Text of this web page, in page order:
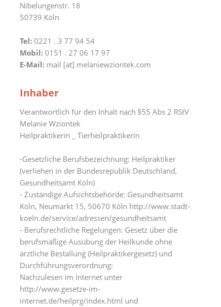
Nibelungenstr. 18
50739 Köln
Tel: 0221 . 3 77 94 54
Mobil: 0151 . 27 06 17 97
E-Mail: mail [at] melaniewziontek.com
Inhaber
Verantwortlich für den Inhalt nach §55 Abs 2 RStV
Melanie Wziontek
Heilpraktikerin _ Tierheilpraktikerin
-Gesetzliche Berufsbezeichnung: Heilpraktiker
(verliehen in der Bundesrepublik Deutschland,
Gesundheitsamt Köln)
- Zuständige Aufsichtsbehörde: Gesundheitsamt
Köln, Neumarkt 15, 50670 Köln http://www.stadt-
koeln.de/service/adressen/gesundheitsamt
- Berufsrechtliche Regelungen: Gesetz über die
berufsmäßige Ausübung der Heilkunde ohne
ärztliche Bestallung (Heilpraktikergesetz) und
Durchführungsverordnung:
Nachzulesen im Internet unter
http://www.gesetze-im-
internet.de/heilprg/index.html und